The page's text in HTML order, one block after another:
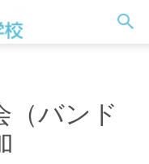
（バンド